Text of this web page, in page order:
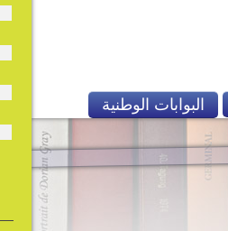
البوابات الوطنية